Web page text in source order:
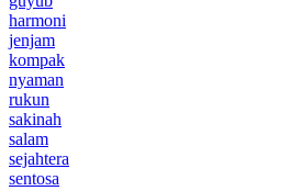
harmoni
jenjam
kompak
nyaman
rukun
sakinah
salam
sejahtera
sentosa